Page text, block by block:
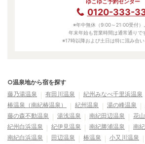
ゆこゆこ予約センター
0120-333-
※年中無休（9:00～21:00受付）。
年末年始も営業時間は通常通りで
※17時以降および土日は特に混み合い
○温泉地から宿を探す
藤乃湯温泉
有田川温泉
紀州みなべ千里浜温泉
椿温泉（南紀椿温泉）
紀州温泉 湯の峰温泉
藤の森不動温泉
湯浅温泉 南紀田辺温泉 花
紀州白浜温泉
紀伊見温泉 南紀勝浦温泉 南
南紀白浜温泉
田辺温泉 椿温泉 小又川温泉